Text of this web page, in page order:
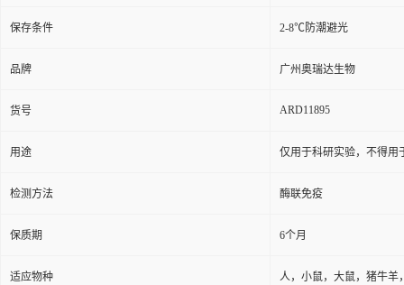
保存条件 2-8℃防潮避光
品牌 广州奥瑞达生物
货号 ARD11895
用途 仅用于科研实验，不得用
检测方法 酶联免疫
保质期 6个月
适应物种 人，小鼠，大鼠，猪牛羊